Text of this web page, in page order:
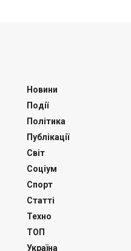
Новини
Події
Політика
Публікації
Світ
Соціум
Спорт
Статті
Техно
ТОП
Україна